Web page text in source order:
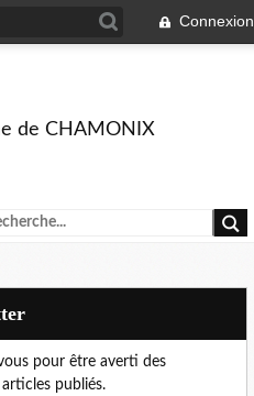
Connexion
de CHAMONIX
pour être averti des
publiés.